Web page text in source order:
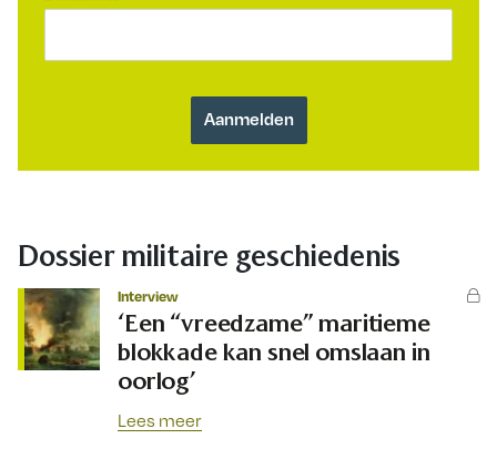
Dossier militaire geschiedenis
Interview
‘Een “vreedzame” maritieme
blokkade kan snel omslaan in
oorlog’
Lees meer